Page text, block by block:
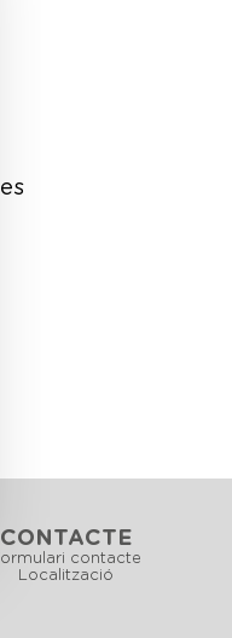
CONTACTE
contacte
Localització